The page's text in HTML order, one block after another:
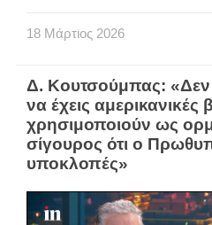
18 Μάρτιος 2026
Δ. Κουτσούμπας: «Δεν
να έχεις αμερικανικές
χρησιμοποιούν ως
σίγουρος ότι ο
υποκλοπές»